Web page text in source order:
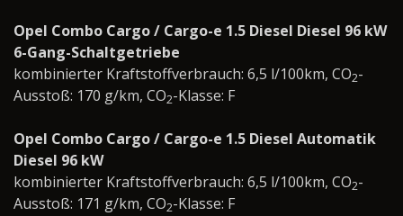
Opel Combo Cargo / Cargo-e 1.5 Diesel Diesel 96 kW
6-Gang-Schaltgetriebe
kombinierter Kraftstoffverbrauch: 6,5 l/100km, CO2-
Ausstoß: 170 g/km, CO2-Klasse: F
Opel Combo Cargo / Cargo-e 1.5 Diesel Automatik
Diesel 96 kW
kombinierter Kraftstoffverbrauch: 6,5 l/100km, CO2-
Ausstoß: 171 g/km, CO2-Klasse: F